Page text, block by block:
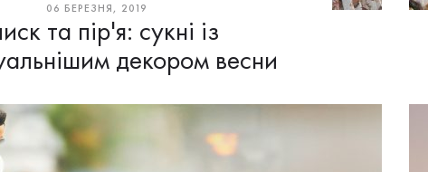
06 БЕРЕЗНЯ, 2019
та пір'я: сукні із
декором весни